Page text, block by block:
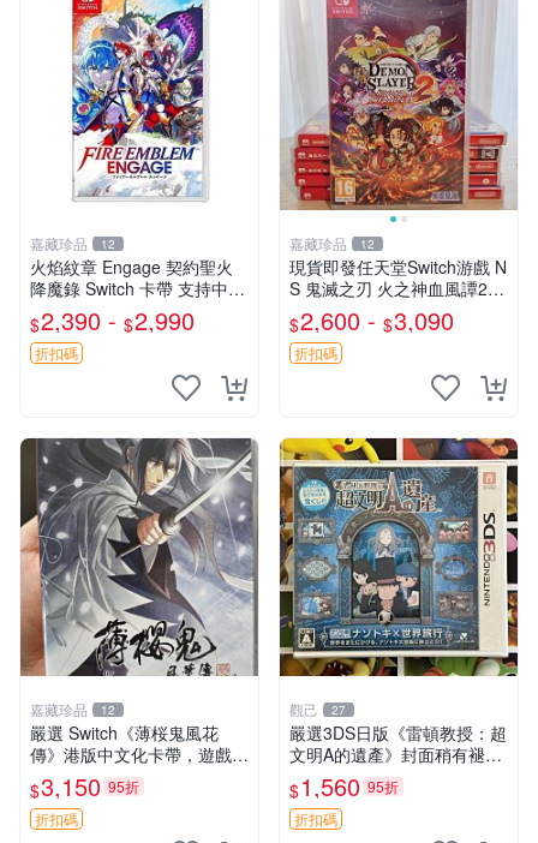
嘉藏珍品 12
火焰紋章 Engage 契約聖火
降魔錄 Switch 卡帶 支持中文
新舊可選 質量保證 立即購買
契約版 Switch 卡帶 測試無誤
正版海外 中
$2,390 - $2,990
折扣碼
嘉藏珍品 12
現貨即發任天堂Switch游戲 N
S 鬼滅之刃 火之神血風譚2
海外版本卡帶（港日韓歐美版
本等隨機發不指定，支持中
文） 正版任天堂switch游戲
$2,600 - $3,090
折扣碼
嘉藏珍品 12
嚴選 Switch《薄桜鬼風花
傳》港版中文化卡帶，遊戲畫
質優異 古裝 動作 RPG 港版
$3,150 95折
折扣碼
觀己 27
嚴選3DS日版《雷頓教授：超
文明A的遺產》封面稍有褪色
全新未開封遊戲卡帶 雷頓教
授 3DS 卡帶 游玩版
$1,560 95折
折扣碼